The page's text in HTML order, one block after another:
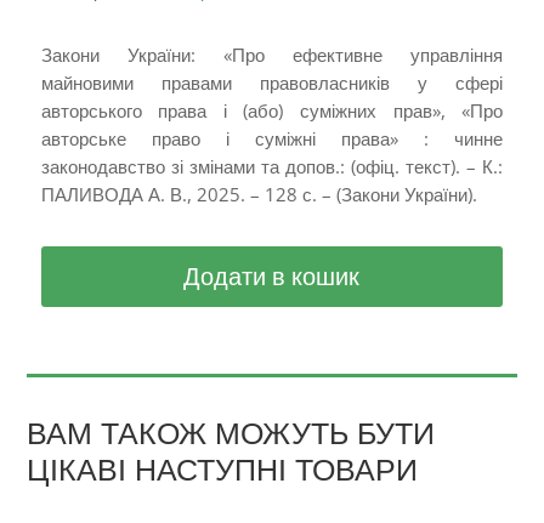
Закони України: «Про ефективне управління
майновими правами правовласників у сфері
авторського права і (або) суміжних прав», «Про
авторське право і суміжні права» : чинне
законодавство зі змінами та допов.: (офіц. текст). – К.:
ПАЛИВОДА А. В., 2025. – 128 с. – (Закони України).
Додати в кошик
ВАМ ТАКОЖ МОЖУТЬ БУТИ
ЦІКАВІ НАСТУПНІ ТОВАРИ